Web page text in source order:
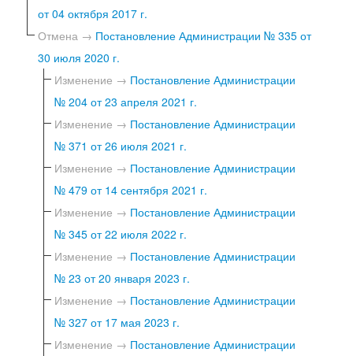
от 04 октября 2017 г.
Отмена → Постановление Администрации № 335 от
30 июля 2020 г.
Изменение → Постановление Администрации
№ 204 от 23 апреля 2021 г.
Изменение → Постановление Администрации
№ 371 от 26 июля 2021 г.
Изменение → Постановление Администрации
№ 479 от 14 сентября 2021 г.
Изменение → Постановление Администрации
№ 345 от 22 июля 2022 г.
Изменение → Постановление Администрации
№ 23 от 20 января 2023 г.
Изменение → Постановление Администрации
№ 327 от 17 мая 2023 г.
Изменение → Постановление Администрации